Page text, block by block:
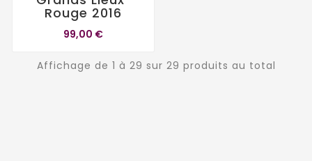
Rouge 2016
99,00 €
Affichage de 1 à 29 sur 29 produits au total